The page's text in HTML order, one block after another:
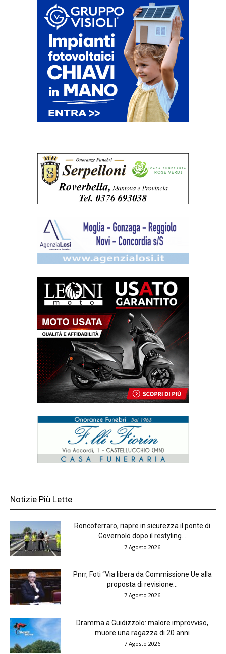
Notizie Più Lette
Roncoferraro, riapre in sicurezza il ponte di
Governolo dopo il restyling...
7 Agosto 2026
Pnrr, Foti “Via libera da Commissione Ue alla
proposta di revisione...
7 Agosto 2026
Dramma a Guidizzolo: malore improvviso,
muore una ragazza di 20 anni
7 Agosto 2026